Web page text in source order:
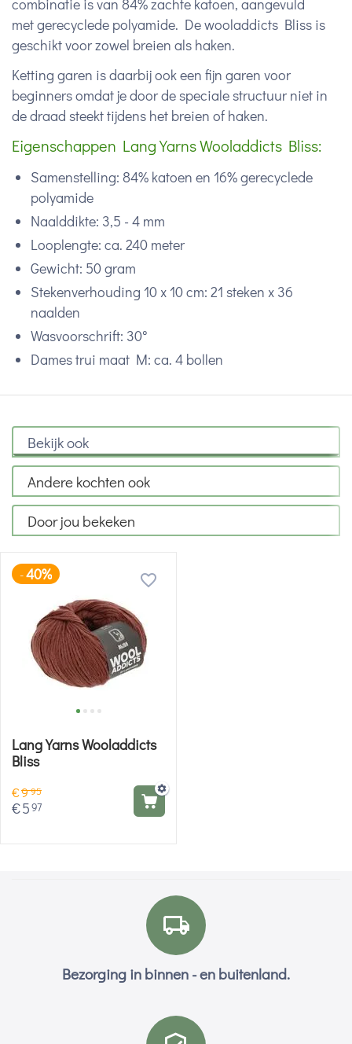
combinatie is van 84% zachte katoen, aangevuld
met gerecyclede polyamide. De wooladdicts Bliss is
geschikt voor zowel breien als haken.
Ketting garen is daarbij ook een fijn garen voor
beginners omdat je door de speciale structuur niet in
de draad steekt tijdens het breien of haken.
Eigenschappen Lang Yarns Wooladdicts Bliss:
Samenstelling: 84% katoen en 16% gerecyclede
polyamide
Naalddikte: 3,5 - 4 mm
Looplengte: ca. 240 meter
Gewicht: 50 gram
Stekenverhouding 10 x 10 cm: 21 steken x 36
naalden
Wasvoorschrift: 30°
Dames trui maat M: ca. 4 bollen
Bekijk ook
Andere kochten ook
Door jou bekeken
-40%
Lang Yarns Wooladdicts
Bliss
€995
€597
Bezorging in binnen - en buitenland.